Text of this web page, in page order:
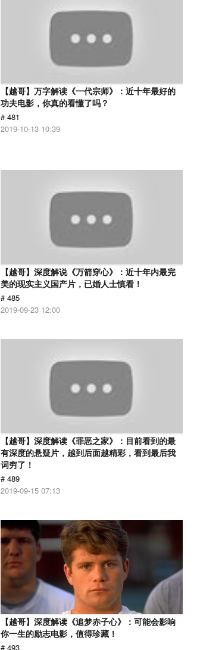
【越哥】万字解读《一代宗师》：近十年最好的
功夫电影，你真的看懂了吗？
# 481
2019-10-13 10:39
【越哥】深度解说《万箭穿心》：近十年内最完
美的现实主义国产片，已婚人士慎看！
# 485
2019-09-23 12:00
【越哥】深度解读《罪恶之家》：目前看到的最
有深度的悬疑片，越到后面越精彩，看到最后我
词穷了！
# 489
2019-09-15 07:13
【越哥】深度解读《追梦赤子心》：可能会影响
你一生的励志电影，值得珍藏！
# 493